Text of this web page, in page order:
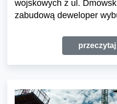
wojskowych z ul.
zabudową deweloper